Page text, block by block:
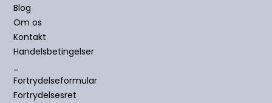
Blog
Om os
Kontakt
Handelsbetingelser
Fortrydelseformular
Fortrydelsesret